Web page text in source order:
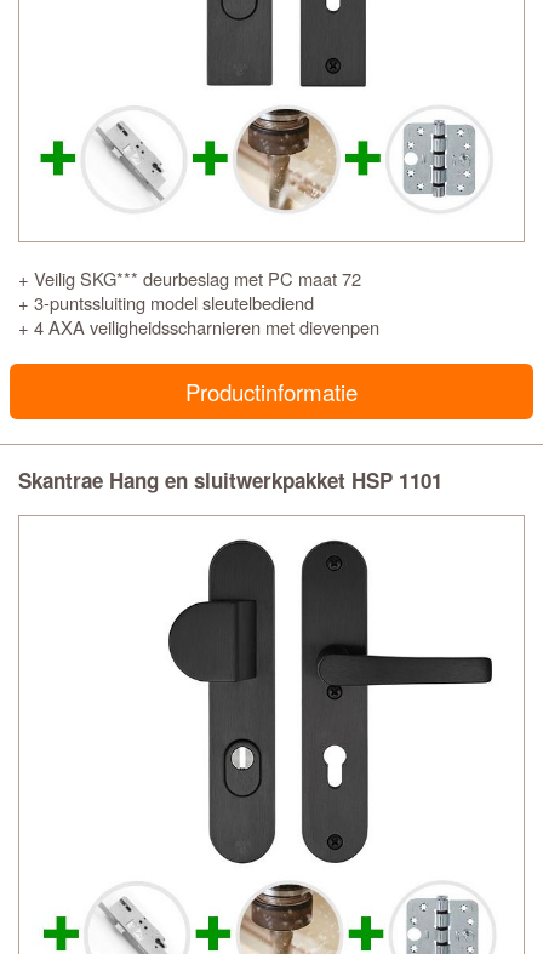
+ Veilig SKG*** deurbeslag met PC maat 72
+ 3-puntssluiting model sleutelbediend
+ 4 AXA veiligheidsscharnieren met dievenpen
Productinformatie
Skantrae Hang en sluitwerkpakket HSP 1101